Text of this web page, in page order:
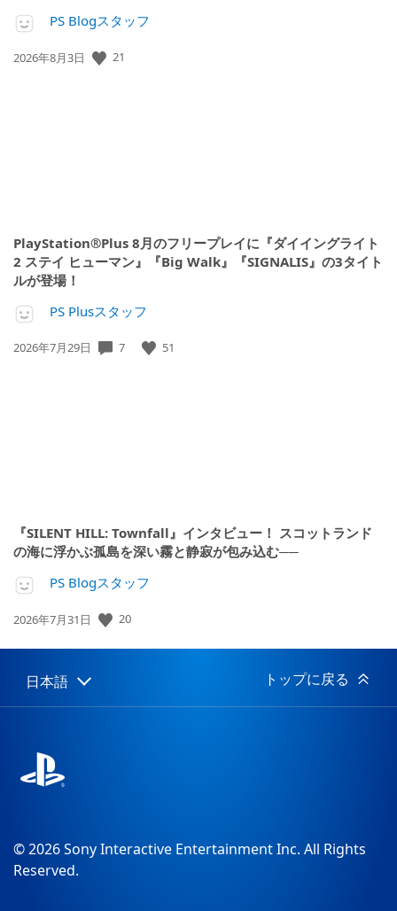
PS Blogスタッフ
公
2026年8月3日 21
PlayStation®Plus 8月のフリープレイに『ダイイングライト
2 ステイ ヒューマン』『Big Walk』『SIGNALIS』の3タイト
ルが登場！
PS Plusスタッフ
公
2026年7月29日 7 51
『SILENT HILL: Townfall』インタビュー！ スコットランド
の海に浮かぶ孤島を深い霧と静寂が包み込む──
PS Blogスタッフ
公
日:
2026年7月31日 20
Select
a
Current
region:
日本語 トップに戻る
© 2026 Sony Interactive Entertainment Inc. All Rights
Reserved.